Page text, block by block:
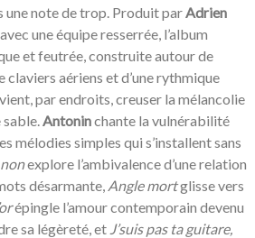
une note de trop. Produit par Adrien
avec une équipe resserrée, l’album
et feutrée, construite autour de
claviers aériens et d’une rythmique
par endroits, creuser la mélancolie
Antoninchante la vulnérabilité
mélodies simples qui s’installent sans
nonexplore l’ambivalence d’une relation
désarmante, Angle mortglisse vers
épingle l’amour contemporain devenu
sa légèreté, et J’suis pas ta guitare,